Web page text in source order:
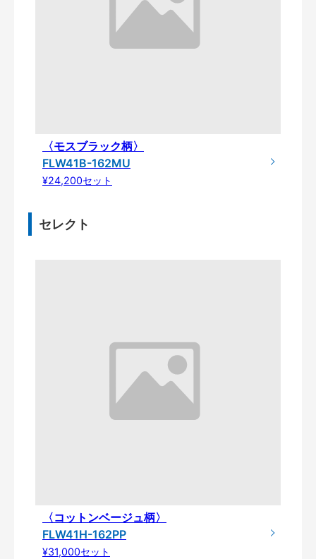
〈モスブラック柄〉
FLW41B-162MU
¥24,200セット
セレクト
〈コットンベージュ柄〉
FLW41H-162PP
¥31,000セット